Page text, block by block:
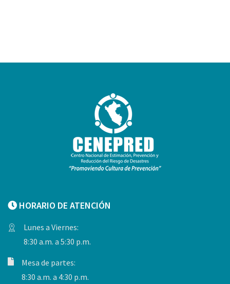
HORARIO DE ATENCIÓN
Lunes a Viernes:
8:30 a.m. a 5:30 p.m.
Mesa de partes:
8:30 a.m. a 4:30 p.m.